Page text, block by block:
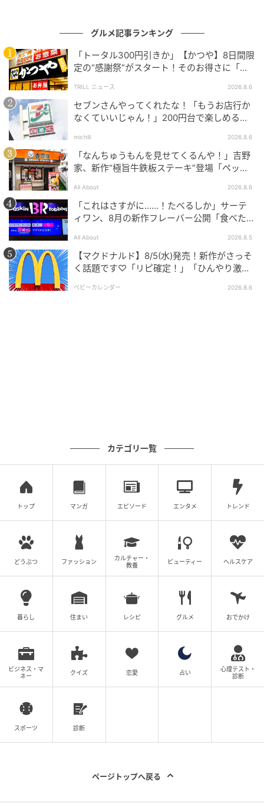
ト】の「コラボ商品」。今回の森永コラボで発売され
た商品は、全部で8種類。今回紹介したスイーツ以外で
も、人気お菓子とのコラボが楽しめるため、ぜひ店頭
でチェックしてみて。
※本文中の画像は投稿主様より掲載許諾をいただいて
います。
※こちらの記事では@sujiemon様のInstagram投稿を
※記事内の情報は執筆時のものになります。価格変更
や、販売終了の可能性もございます。最新の商品情報
は各お店・ブランドなどにご確認くださいませ。
writer：河合 ひかる
元記事で読む
次の記事
「美味しすぎて一瞬でペロリ♡」【ローソ
の記事をもっとみる
グルメ記事ランキング
「トータル300円引きか」【かつや】8日間限
定の“感謝祭”がスタート！そのお得さに「何
TRILL ニュース 2026.8.6
セブンさんやってくれたな！「もうお店行か
なくていいじゃん！」200円台で楽しめる本
michill 2026.8.6
「なんちゅうもんを見せてくるんや！」吉野
家、新作“極旨牛鉄板ステーキ”登場「ペッパ
All About 2026.8.6
「これはさすがに……！たべるしか」サーテ
ィワン、8月の新作フレーバー公開「食べた方
All About 2026.8.5
【マクドナルド】8/5(水)発売！新作がさっそ
く話題です♡「リピ確定！」「ひんやり激う
ベビーカレンダー 2026.8.6
カテゴリ一覧
トップ マンガ エピソード エンタメ トレンド
どうぶつ ファッション
カルチャー・
教養
ビューティー ヘルスケア
暮らし 住まい レシピ グルメ おでかけ
ビジネス・マ
ネー
クイズ 恋愛 占い
心理テスト・
診断
スポーツ 診断
ページトップへ戻る